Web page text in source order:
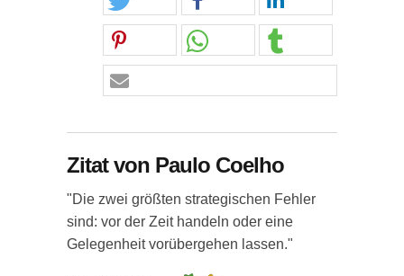
Zitat von Paulo Coelho
"Die zwei größten strategischen Fehler
sind: vor der Zeit handeln oder eine
Gelegenheit vorübergehen lassen."